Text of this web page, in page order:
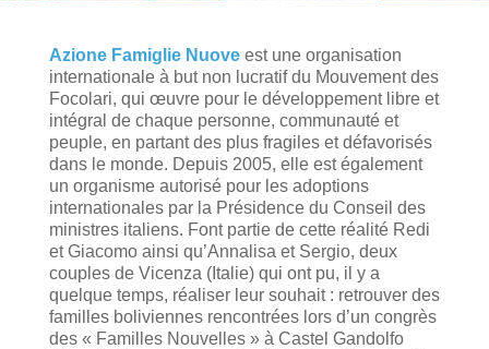
Azione Famiglie Nuoveest une organisation
internationale à but non lucratif du Mouvement des
Focolari, qui œuvre pour le développement libre et
intégral de chaque personne, communauté et
peuple, en partant des plus fragiles et défavorisés
dans le monde. Depuis 2005, elle est également
un organisme autorisé pour les adoptions
internationales par la Présidence du Conseil des
ministres italiens. Font partie de cette réalité Redi
et Giacomo ainsi qu’Annalisa et Sergio, deux
couples de Vicenza (Italie) qui ont pu, il y a
quelque temps, réaliser leur souhait : retrouver des
familles boliviennes rencontrées lors d’un congrès
des « Familles Nouvelles » à Castel Gandolfo